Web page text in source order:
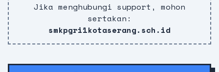
Jika menghubungi support, mohon
sertakan:
smkpgri1kotaserang.sch.id